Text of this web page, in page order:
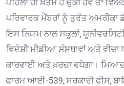
ਪਹਿਲਾਂ ਹੀ ਖ਼ਤਮ ਹੋ ਚੁੱਕੀ ਹੋਵੇ ਤਾਂ
ਪਰਿਵਾਰਕ ਮੈਂਬਰਾਂ ਨੂੰ ਤੁਰੰਤ ਅਮਰੀਕਾ
ਇਸ ਨਿਯਮ ਨਾਲ ਸਕੂਲਾਂ,
ਵਿਦੇਸ਼ੀ ਮੀਡੀਆ ਸੰਸਥਾਵਾਂ ਅਤੇ ਵੀਜ਼ਾ
ਕਾਰਵਾਈ ਅਤੇ ਖ਼ਰਚਾ ਵਧੇਗਾ।
ਫਾਰਮ ਆਈ-539, ਸਰਕਾਰੀ ਫੀਸ,